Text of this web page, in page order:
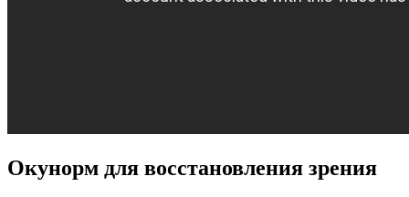
Окунорм для восстановления зрения